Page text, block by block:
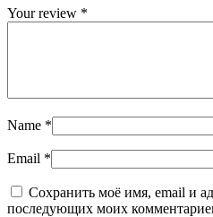
Your review *
Name *
Email *
Сохранить моё имя, email и
последующих моих